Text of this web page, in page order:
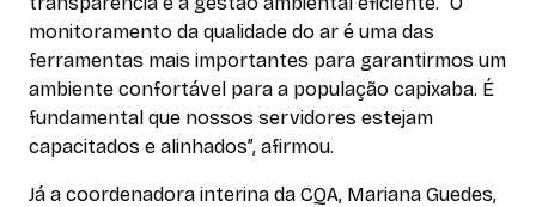
monitoramento da qualidade do ar é uma das
ferramentas mais importantes para garantirmos um
ambiente confortável para a população capixaba. É
fundamental que nossos servidores estejam
capacitados e alinhados”, afirmou.
Já a coordenadora interina da CQA, Mariana Guedes,